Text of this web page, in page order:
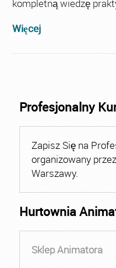
kompletną wiedzę
Więcej
Profesjonalny
Zapisz Się na
organizowany
Warszawy.
Hurtownia
Sklep Animatora